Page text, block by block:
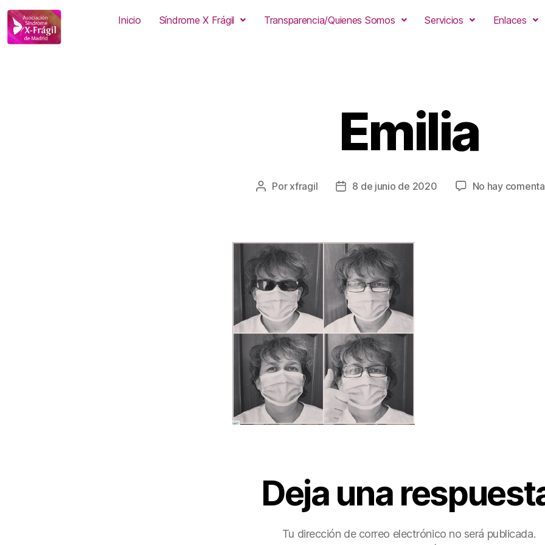
Inicio Síndrome X Frágil Transparencia/Quienes Somos Servicios Enlaces
Emilia
Por xfragil 8 de junio de 2020 No hay
Deja una
Tu dirección de correo electrónico no será publicada.